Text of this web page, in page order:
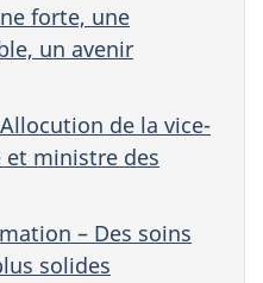
forte, une
un avenir
de la vice-
ministre des
– Des soins
solides